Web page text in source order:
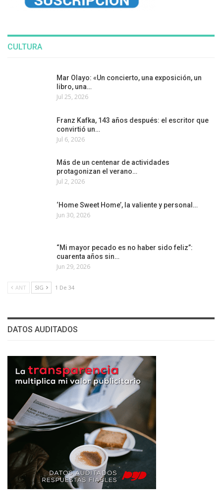
CULTURA
Mar Olayo: «Un concierto, una exposición, un
libro, una…
Jul 25, 2026
Franz Kafka, 143 años después: el escritor que
convirtió un…
Jul 6, 2026
Más de un centenar de actividades
protagonizan el verano…
Jul 2, 2026
‘Home Sweet Home’, la valiente y personal…
Jun 30, 2026
“Mi mayor pecado es no haber sido feliz”:
cuarenta años sin…
Jun 29, 2026
ANT SIG 1 De 34
DATOS AUDITADOS